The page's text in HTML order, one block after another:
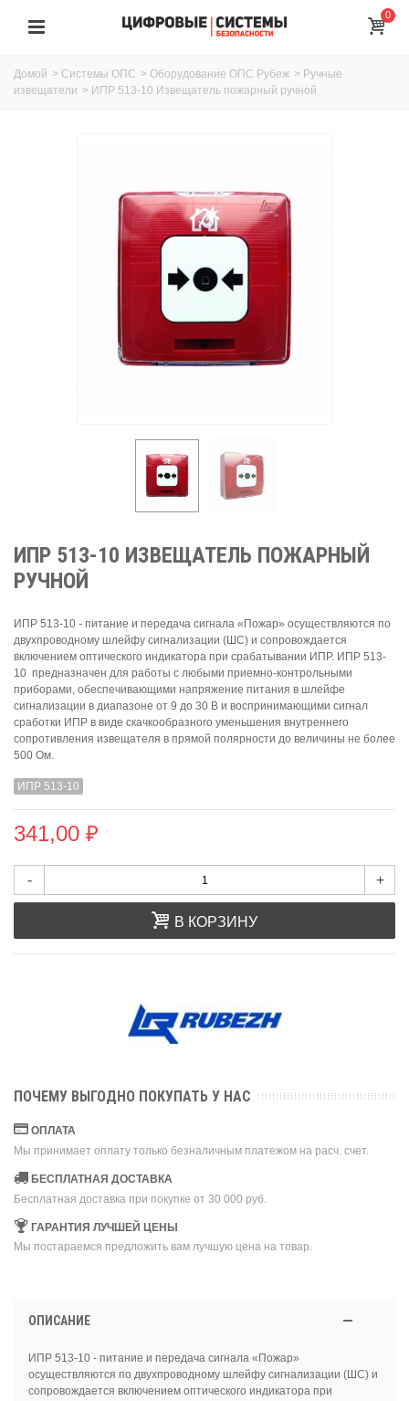
0
Домой > Системы ОПС > Оборудование ОПС Рубеж > Ручные
извещатели > ИПР 513-10 Извещатель пожарный ручной
ИПР 513-10 ИЗВЕЩАТЕЛЬ ПОЖАРНЫЙ
РУЧНОЙ
ИПР 513-10 - питание и передача сигнала «Пожар» осуществляются по
двухпроводному шлейфу сигнализации (ШС) и сопровождается
включением оптического индикатора при срабатывании ИПР. ИПР 513-
10 предназначен для работы с любыми приемно-контрольными
приборами, обеспечивающими напряжение питания в шлейфе
сигнализации в диапазоне от 9 до 30 В и воспринимающими сигнал
сработки ИПР в виде скачкообразного уменьшения внутреннего
сопротивления извещателя в прямой полярности до величины не более
500 Ом.
ИПР 513-10
341,00 ₽
- +
В КОРЗИНУ
ПОЧЕМУ ВЫГОДНО ПОКУПАТЬ У НАС
ОПЛАТА
Мы принимает оплату только безналичным платежом на расч. счет.
БЕСПЛАТНАЯ ДОСТАВКА
Бесплатная доставка при покупке от 30 000 руб.
ГАРАНТИЯ ЛУЧШЕЙ ЦЕНЫ
Мы постараемся предложить вам лучшую цена на товар.
ОПИСАНИЕ
ИПР 513-10 - питание и передача сигнала «Пожар»
осуществляются по двухпроводному шлейфу сигнализации (ШС) и
сопровождается включением оптического индикатора при